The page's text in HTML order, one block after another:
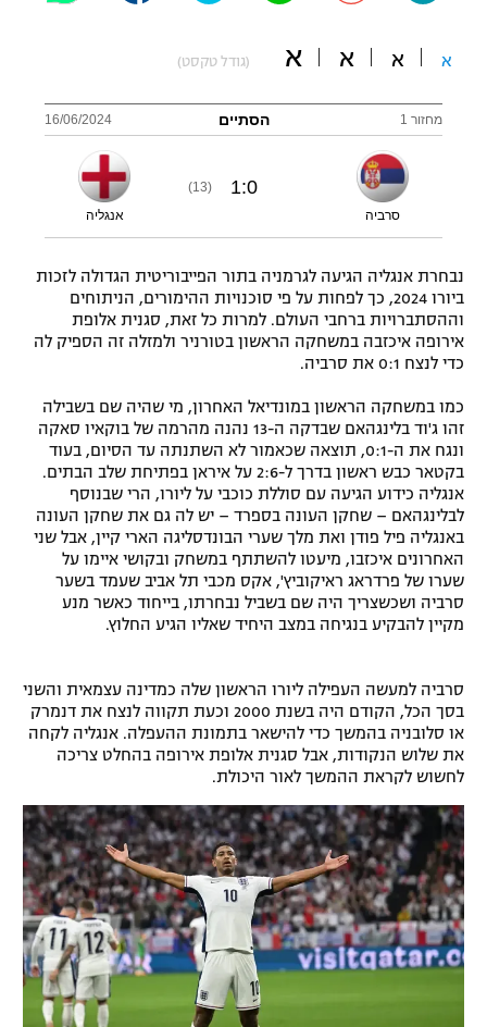
משתתפים וזוכים בפרסים
תקנון משתתפים וזוכים בפרסים
תקנון עבור פעילות אלקטרה
תקנון עבור פעילות ספורט 1 – "מרלן"
טניס
גיימינג E-Sports
תנאי שימוש
מדיניות פרטיות
תקנון פעילות ספורט 1
רשיון להקרנה פומבית לבית עסק
הצטרפות לחבילת הערוצים
לוח דרושים – ג'ובנט
תגיות
בייסבול MLB
אומנויות לחימה
גיימינג E-Sports
א א א א (גודל טקסט)
מחזור 1 הסתיים 16/06/2024
סרביה
0
:
1
(13)
אנגליה
נבחרת אנגליה הגיעה לגרמניה בתור הפייבוריטית הגדולה לזכות
ביורו 2024, כך לפחות על פי סוכנויות ההימורים, הניתוחים
וההסתברויות ברחבי העולם. למרות כל זאת, סגנית אלופת
אירופה איכזבה במשחקה הראשון בטורניר ולמזלה זה הספיק לה
כדי לנצח 0:1 את סרביה.
כמו במשחקה הראשון במונדיאל האחרון, מי שהיה שם בשבילה
זהו ג'וד בלינגהאם שבדקה ה-13 נהנה מהרמה של בוקאיו סאקה
ונגח את ה-0:1, תוצאה שכאמור לא השתנתה עד הסיום, בעוד
בקטאר כבש ראשון בדרך ל-2:6 על איראן בפתיחת שלב הבתים.
אנגליה כידוע הגיעה עם סוללת כוכבי על ליורו, הרי שבנוסף
לבלינגהאם – שחקן העונה בספרד – יש לה גם את שחקן העונה
באנגליה פיל פודן ואת מלך שערי הבונדסליגה הארי קיין, אבל שני
האחרונים איכזבו, מיעטו להשתתף במשחק ובקושי איימו על
שערו של פרדראג ראיקוביץ', אקס מכבי תל אביב שעמד בשער
סרביה ושכשצריך היה שם בשביל נבחרתו, בייחוד כאשר מנע
מקיין להבקיע בנגיחה במצב היחיד שאליו הגיע החלוץ.
סרביה למעשה העפילה ליורו הראשון שלה כמדינה עצמאית והשני
בסך הכל, הקודם היה בשנת 2000 וכעת תקווה לנצח את דנמרק
או סלובניה בהמשך כדי להישאר בתמונת ההעפלה. אנגליה לקחה
את שלוש הנקודות, אבל סגנית אלופת אירופה בהחלט צריכה
לחשוש לקראת ההמשך לאור היכולת.